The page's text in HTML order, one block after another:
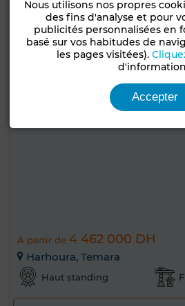
À partir de 4 462 000 DH
Harhoura, Temara
Haut standing
Nous utilisons nos propres
des fins d'analyse et pour
publicités personnalisées en
basé sur vos habitudes de
les pages visitées).
Accepter